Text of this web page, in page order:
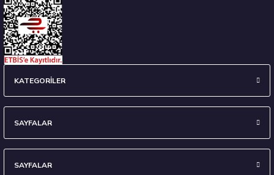
KATEGORİLER
SAYFALAR
SAYFALAR